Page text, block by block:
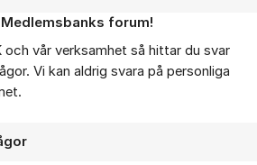
forum!
vår verksamhet så hittar du svar
Vi kan aldrig svara på personliga